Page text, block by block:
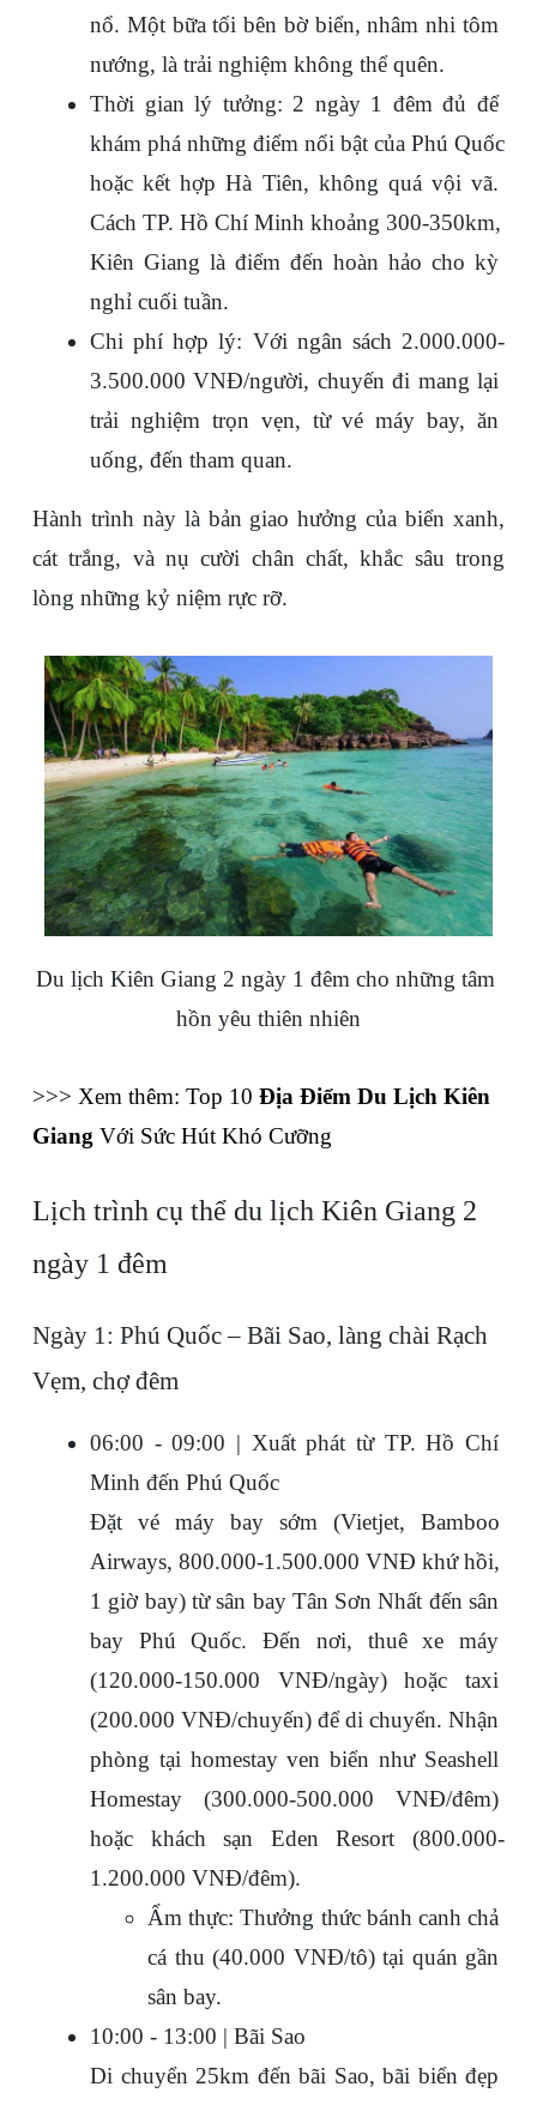
nổ. Một bữa tối bên bờ biển, nhâm nhi tôm
nướng, là trải nghiệm không thể quên.
Thời gian lý tưởng: 2 ngày 1 đêm đủ để
khám phá những điểm nổi bật của Phú Quốc
hoặc kết hợp Hà Tiên, không quá vội vã.
Cách TP. Hồ Chí Minh khoảng 300-350km,
Kiên Giang là điểm đến hoàn hảo cho kỳ
nghỉ cuối tuần.
Chi phí hợp lý: Với ngân sách 2.000.000-
3.500.000 VNĐ/người, chuyến đi mang lại
trải nghiệm trọn vẹn, từ vé máy bay, ăn
uống, đến tham quan.
Hành trình này là bản giao hưởng của biển xanh,
cát trắng, và nụ cười chân chất, khắc sâu trong
lòng những kỷ niệm rực rỡ.
Du lịch Kiên Giang 2 ngày 1 đêm cho những tâm
hồn yêu thiên nhiên
>>> Xem thêm: Top 10 Địa Điểm Du Lịch Kiên
Giang Với Sức Hút Khó Cưỡng
Lịch trình cụ thể du lịch Kiên Giang 2
ngày 1 đêm
Ngày 1: Phú Quốc – Bãi Sao, làng chài Rạch
Vẹm, chợ đêm
06:00 - 09:00 | Xuất phát từ TP. Hồ Chí
Minh đến Phú Quốc
Đặt vé máy bay sớm (Vietjet, Bamboo
Airways, 800.000-1.500.000 VNĐ khứ hồi,
1 giờ bay) từ sân bay Tân Sơn Nhất đến sân
bay Phú Quốc. Đến nơi, thuê xe máy
(120.000-150.000 VNĐ/ngày) hoặc taxi
(200.000 VNĐ/chuyến) để di chuyển. Nhận
phòng tại homestay ven biển như Seashell
Homestay (300.000-500.000 VNĐ/đêm)
hoặc khách sạn Eden Resort (800.000-
1.200.000 VNĐ/đêm).
Ẩm thực: Thưởng thức bánh canh chả
cá thu (40.000 VNĐ/tô) tại quán gần
sân bay.
10:00 - 13:00 | Bãi Sao
Di chuyển 25km đến bãi Sao, bãi biển đẹp